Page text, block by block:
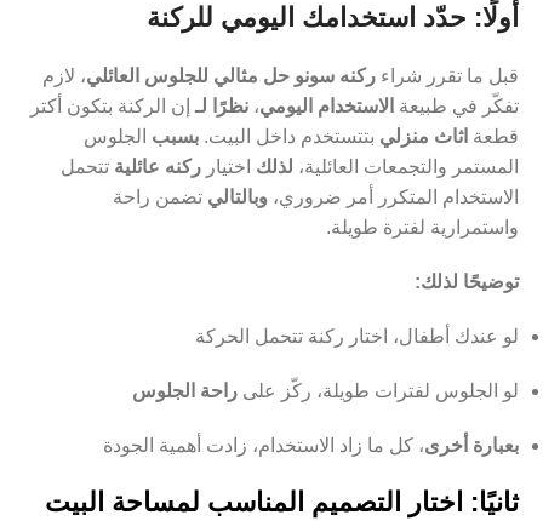
أولًا: حدّد استخدامك اليومي للركنة
قبل ما تقرر شراء ركنه سونو حل مثالي للجلوس العائلي، لازم
تفكّر في طبيعة الاستخدام اليومي، نظرًا لـ إن الركنة بتكون أكتر
قطعة اثاث منزلي بتتستخدم داخل البيت. بسبب الجلوس
المستمر والتجمعات العائلية، لذلك اختيار ركنه عائلية تتحمل
الاستخدام المتكرر أمر ضروري، وبالتالي تضمن راحة
واستمرارية لفترة طويلة.
توضيحًا لذلك:
لو عندك أطفال، اختار ركنة تتحمل الحركة
لو الجلوس لفترات طويلة، ركّز على راحة الجلوس
بعبارة أخرى، كل ما زاد الاستخدام، زادت أهمية الجودة
ثانيًا: اختار التصميم المناسب لمساحة البيت